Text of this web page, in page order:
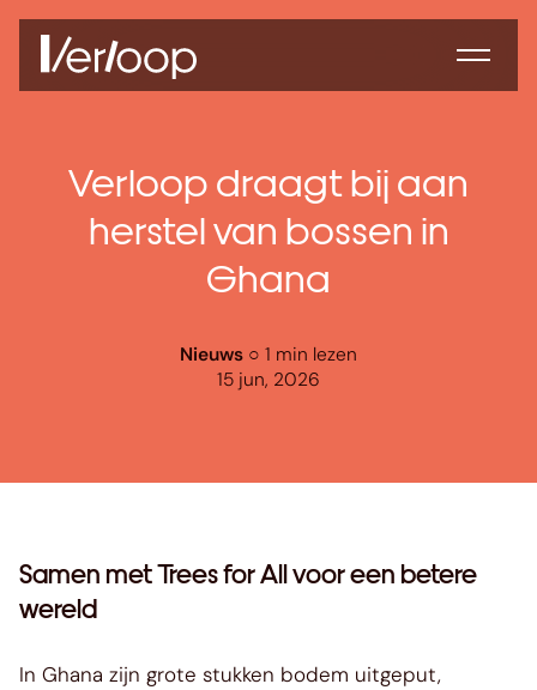
Verloop draagt bij aan
herstel van bossen in
Ghana
Nieuws ○ 1 min lezen
15 jun, 2026
Samen met Trees for All voor een betere
wereld
In Ghana zijn grote stukken bodem uitgeput,